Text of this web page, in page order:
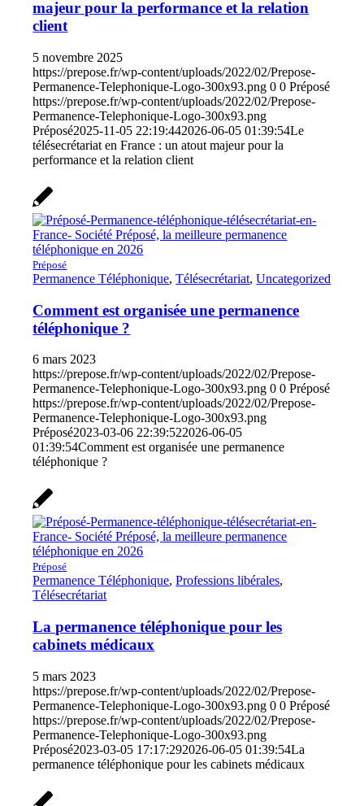
majeur pour la performance et la relation
client
5 novembre 2025
https://prepose.fr/wp-content/uploads/2022/02/Prepose-
Permanence-Telephonique-Logo-300x93.png 0 0 Préposé
https://prepose.fr/wp-content/uploads/2022/02/Prepose-
Permanence-Telephonique-Logo-300x93.png
Préposé2025-11-05 22:19:442026-06-05 01:39:54Le
télésecrétariat en France : un atout majeur pour la
performance et la relation client
Préposé
Permanence Téléphonique,Télésecrétariat,Uncategorized
Comment est organisée une permanence
téléphonique ?
6 mars 2023
https://prepose.fr/wp-content/uploads/2022/02/Prepose-
Permanence-Telephonique-Logo-300x93.png 0 0 Préposé
https://prepose.fr/wp-content/uploads/2022/02/Prepose-
Permanence-Telephonique-Logo-300x93.png
Préposé2023-03-06 22:39:522026-06-05
01:39:54Comment est organisée une permanence
téléphonique ?
Préposé
Permanence Téléphonique,Professions libérales,
Télésecrétariat
La permanence téléphonique pour les
cabinets médicaux
5 mars 2023
https://prepose.fr/wp-content/uploads/2022/02/Prepose-
Permanence-Telephonique-Logo-300x93.png 0 0 Préposé
https://prepose.fr/wp-content/uploads/2022/02/Prepose-
Permanence-Telephonique-Logo-300x93.png
Préposé2023-03-05 17:17:292026-06-05 01:39:54La
permanence téléphonique pour les cabinets médicaux